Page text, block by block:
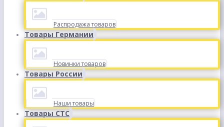
Распродажа товаров
Товары Германии
Новинки товаров
Товары России
Наши товары
Товары СТС